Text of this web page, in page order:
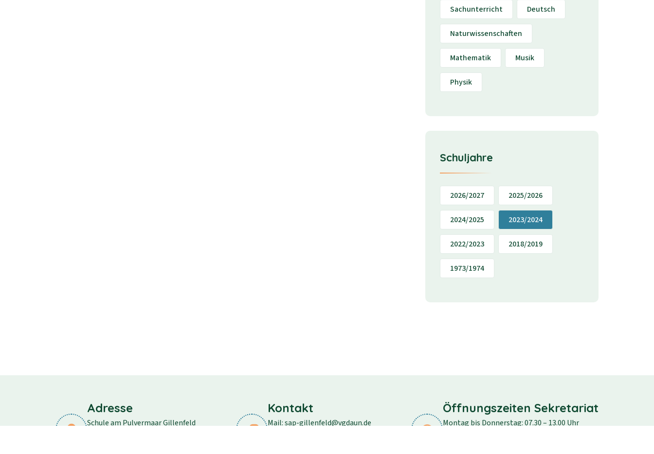
Sachunterricht Deutsch
Naturwissenschaften
Mathematik Musik
Physik
Schuljahre
2026/2027 2025/2026
2024/2025 2023/2024
2022/2023 2018/2019
1973/1974
Adresse
Schule am Pulvermaar Gillenfeld
Kontakt
Mail: sap-gillenfeld@vgdaun.de
Öffnungszeiten Sekretariat
Montag bis Donnerstag: 07.30 – 13.00 Uhr